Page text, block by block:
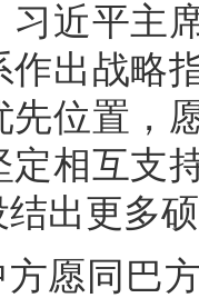
习近平主
作出战略
先位置，
定相互支
出更多
愿同巴